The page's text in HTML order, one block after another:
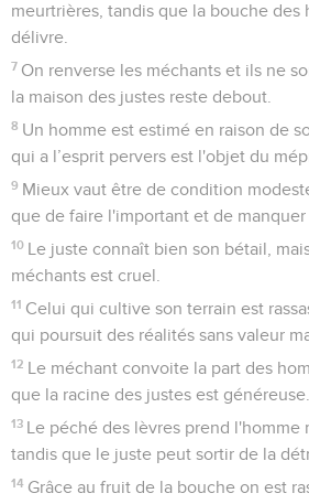
meurtrières, tandis que la bouche des
délivre.
7 On renverse les méchants et ils ne
la maison des justes reste debout.
8 Un homme est estimé en raison de
qui a l’esprit pervers est l'objet du
9 Mieux vaut être de condition
que de faire l'important et de manquer
10 Le juste connaît bien son bétail,
méchants est cruel.
11 Celui qui cultive son terrain est
qui poursuit des réalités sans valeur
12 Le méchant convoite la part des
que la racine des justes est généreuse.
13 Le péché des lèvres prend l'homme
tandis que le juste peut sortir de la
14 Grâce au fruit de la bouche on est